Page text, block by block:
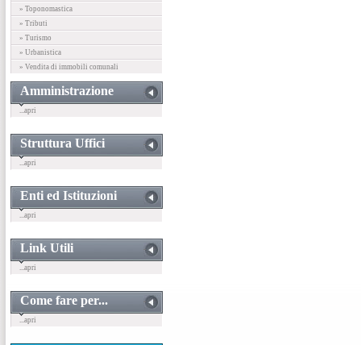
» Toponomastica
» Tributi
» Turismo
» Urbanistica
» Vendita di immobili comunali
Amministrazione
...apri
Struttura Uffici
...apri
Enti ed Istituzioni
...apri
Link Utili
...apri
Come fare per...
...apri